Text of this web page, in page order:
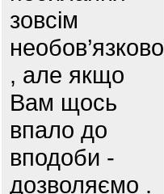
зовсім
необов’язково
, але якщо
Вам щось
впало до
вподоби -
дозволяємо .